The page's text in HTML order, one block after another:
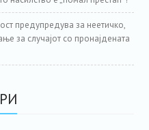
предупредува за неетичко,
за случајот со пронајдената